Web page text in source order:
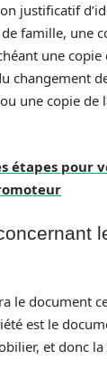
justificatif
famille, une
une
changement
une copie de
étapes pour
le document
est le
et donc